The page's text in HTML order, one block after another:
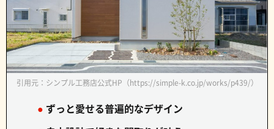
引用元：シンプル工務店公式HP（https://simple-k.co.jp/works/p439/）
● ずっと愛せる普遍的なデザイン